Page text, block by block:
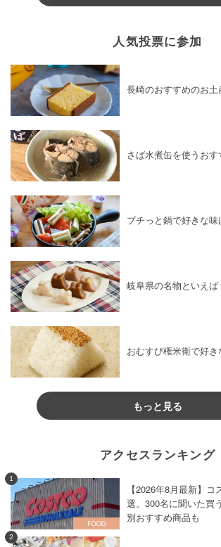
人気投票に参加
長崎のおすすめのお土
さば水煮缶を使うおす
プチっと鍋で好きな味
岐阜県の名物といえば
おむすび権米衛で好き
もっと見る
アクセスランキング
1
【2026年8月最新】
選。300名に聞いた買
別おすすめ商品も
2